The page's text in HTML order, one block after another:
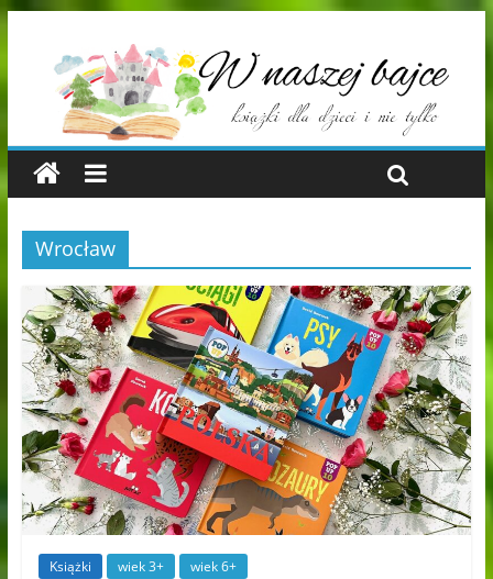
Wrocław
Książki wiek 3+ wiek 6+